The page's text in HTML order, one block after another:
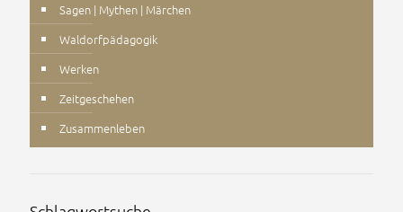
Sagen | Mythen | Märchen
Waldorfpädagogik
Werken
Zeitgeschehen
Zusammenleben